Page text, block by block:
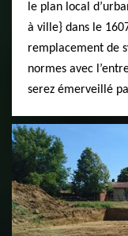
le plan local
à ville} dans le
remplacement de
normes avec
serez émerveillé